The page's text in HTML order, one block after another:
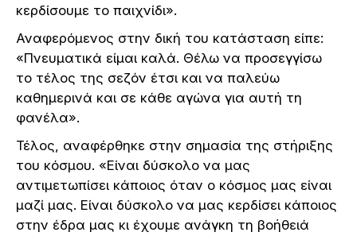
κερδίσουμε το παιχνίδι».
Αναφερόμενος στην δική του κατάσταση είπε:
«Πνευματικά είμαι καλά. Θέλω να προσεγγίσω
το τέλος της σεζόν έτσι και να παλεύω
καθημερινά και σε κάθε αγώνα για αυτή τη
φανέλα».
Τέλος, αναφέρθηκε στην σημασία της στήριξης
του κόσμου. «Είναι δύσκολο να μας
αντιμετωπίσει κάποιος όταν ο κόσμος μας είναι
μαζί μας. Είναι δύσκολο να μας κερδίσει κάποιος
στην έδρα μας κι έχουμε ανάγκη τη βοήθειά